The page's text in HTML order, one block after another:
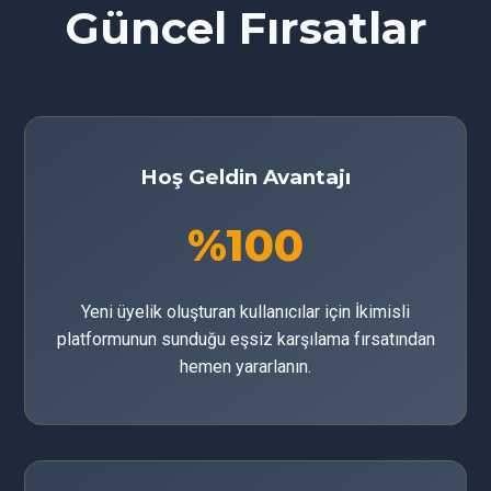
Güncel Fırsatlar
Hoş Geldin Avantajı
%100
Yeni üyelik oluşturan kullanıcılar için İkimisli
platformunun sunduğu eşsiz karşılama fırsatından
hemen yararlanın.